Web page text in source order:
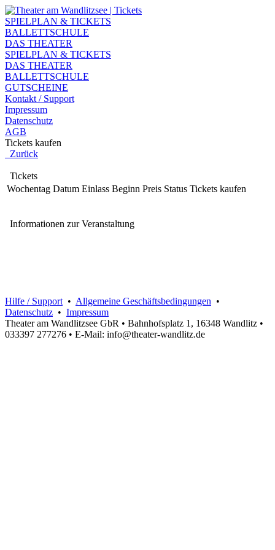
SPIELPLAN & TICKETS
BALLETTSCHULE
DAS THEATER
SPIELPLAN & TICKETS
DAS THEATER
BALLETTSCHULE
GUTSCHEINE
Kontakt / Support
Impressum
Datenschutz
AGB
Tickets kaufen
Zurück
Tickets
Wochentag Datum Einlass Beginn Preis Status Tickets kaufen
Informationen zur Veranstaltung
Hilfe / Support • Allgemeine Geschäftsbedingungen •
Datenschutz • Impressum
Theater am Wandlitzsee GbR • Bahnhofsplatz 1, 16348 Wandlitz •
033397 277276 • E-Mail: info@theater-wandlitz.de